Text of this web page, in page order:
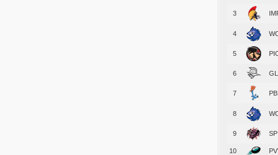
3
4
5
6
7
8
9 SPI
10